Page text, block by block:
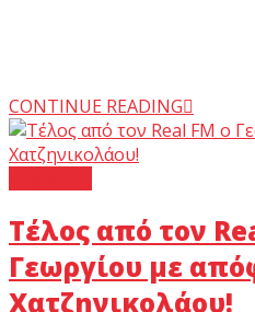
CONTINUE READING
Τέλος από τον
Γεωργίου με
Χατζηνικολάου!